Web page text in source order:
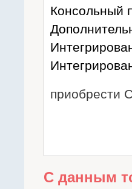
Консольный
приобрести
С данным